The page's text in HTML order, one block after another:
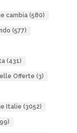
cambia(580)
(577)
(431)
Offerte (3)
Italie (3052)